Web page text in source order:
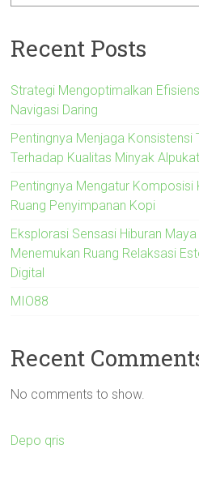
Recent Posts
Strategi Mengoptimalkan
Navigasi Daring
Pentingnya Menjaga Konsistensi
Terhadap Kualitas Minyak Alpukat
Pentingnya Mengatur
Ruang Penyimpanan Kopi
Eksplorasi Sensasi Hiburan
Menemukan Ruang Relaksasi
Digital
MIO88
Recent
No comments to show.
Depo qris